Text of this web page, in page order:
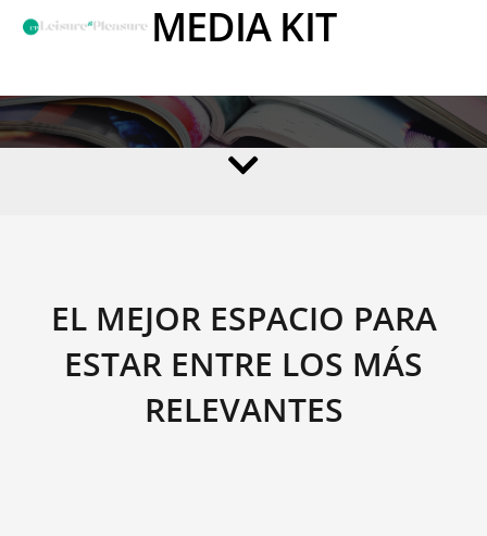
MEDIA KIT
EL MEJOR ESPACIO PARA
ESTAR ENTRE LOS MÁS
RELEVANTES